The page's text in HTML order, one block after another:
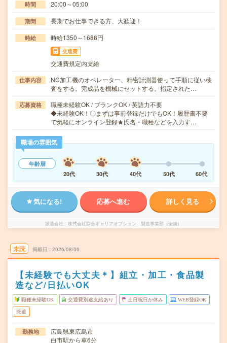
時間 20:00～05:00
期間 長期でお仕事できる方、大歓迎！
時給 時給1350～1688円
交通費
交通費規定内支給
仕事内容
NC加工機のオペレーター、精密計測器使って手順に従い検
査をする。完成品を機械にセットする。指定された…
応募資格
職種未経験OK / ブランクOK / 英語力不要
◆未経験OK！〇まずは事前登録だけでもOK！履歴書不要
で気軽にオンライン登録★氏名・職種などを入力す…
職場の雰囲気
年齢層
20代
30代 40代 50代 60代
気になる! 応募へ進む 詳しく見る
派遣会社 株式会社綜合キャリアオプション 製造事業部（全国）
未読 掲載日 2026/08/06
【未経験でも大丈夫＊】組立・加工・食品製
造など/日払いOK
職種未経験OK 交通費別途支給あり 土日祝日が休み WEB登録OK
派遣
勤務地
広島県東広島市
白市駅から車6分